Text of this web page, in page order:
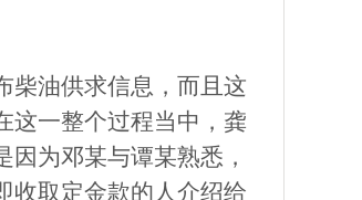
柴油供求信息，而且这
这一整个过程当中，龚
为邓某与谭某熟悉，
收取定金款的人介绍给